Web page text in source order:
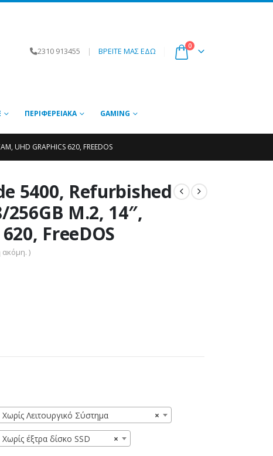
2310 913455 | ΒΡΕΙΤΕ ΜΑΣ ΕΔΩ
0
ΠΕΡΙΦΕΡΕΙΑΚΆ GAMING
UHD GRAPHICS 620, FREEDOS
5400, Refurbished
M.2, 14″,
FreeDOS
ακόμη. )
×
Χωρίς Λειτουργικό Σύστημα
×
Χωρίς έξτρα δίσκο SSD